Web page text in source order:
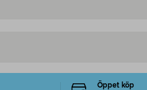
Öppet köp